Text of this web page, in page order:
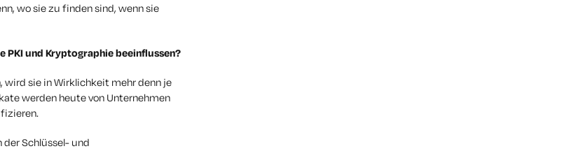
wo sie zu finden sind, wenn sie
PKI und Kryptographie beeinflussen?
wird sie in Wirklichkeit mehr denn je
werden heute von Unternehmen
Schlüssel- und